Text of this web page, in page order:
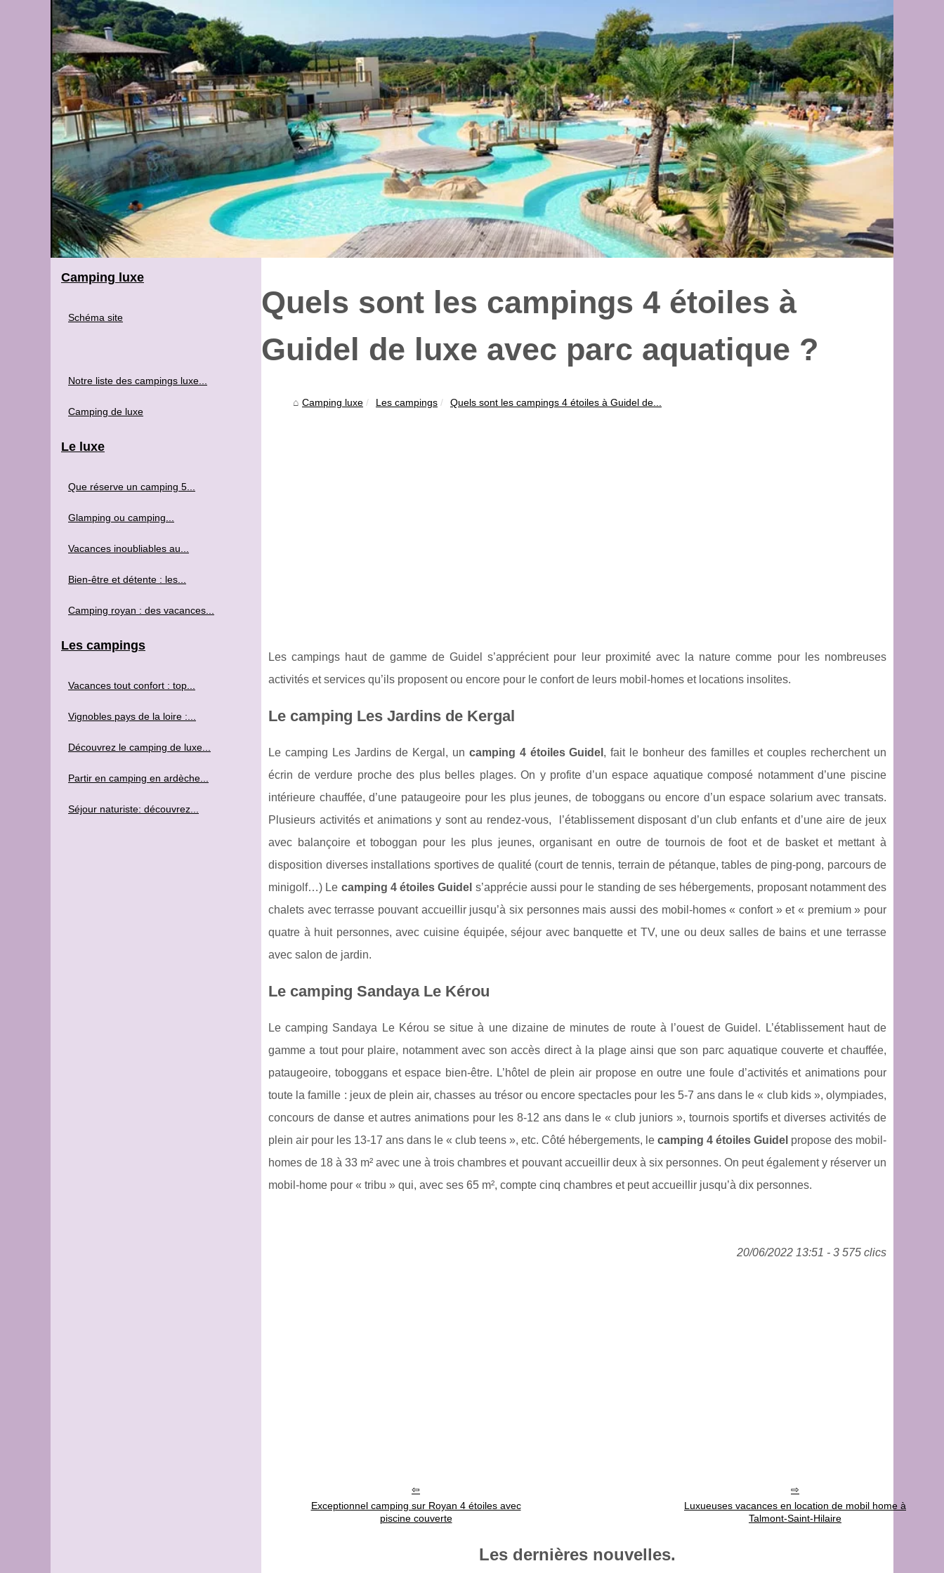
Quels sont les campings 4 étoiles à
Guidel de luxe avec parc aquatique ?
Camping luxe Les campings Quels sont les campings 4 étoiles à Guidel de...
Les campings haut de gamme de Guidel s’apprécient pour leur proximité avec la nature comme pour les nombreuses
activités et services qu’ils proposent ou encore pour le confort de leurs mobil-homes et locations insolites.
Le camping Les Jardins de Kergal
Le camping Les Jardins de Kergal, un camping 4 étoiles Guidel , fait le bonheur des familles et couples recherchent un
écrin de verdure proche des plus belles plages. On y profite d’un espace aquatique composé notamment d’une piscine
intérieure chauffée, d’une pataugeoire pour les plus jeunes, de toboggans ou encore d’un espace solarium avec transats.
Plusieurs activités et animations y sont au rendez-vous, l’établissement disposant d’un club enfants et d’une aire de jeux
avec balançoire et toboggan pour les plus jeunes, organisant en outre de tournois de foot et de basket et mettant à
disposition diverses installations sportives de qualité (court de tennis, terrain de pétanque, tables de ping-pong, parcours de
minigolf…) Le camping 4 étoiles Guidel s’apprécie aussi pour le standing de ses hébergements, proposant notamment des
chalets avec terrasse pouvant accueillir jusqu’à six personnes mais aussi des mobil-homes « confort » et « premium » pour
quatre à huit personnes, avec cuisine équipée, séjour avec banquette et TV, une ou deux salles de bains et une terrasse
avec salon de jardin.
Le camping Sandaya Le Kérou
Le camping Sandaya Le Kérou se situe à une dizaine de minutes de route à l’ouest de Guidel. L’établissement haut de
gamme a tout pour plaire, notamment avec son accès direct à la plage ainsi que son parc aquatique couverte et chauffée,
pataugeoire, toboggans et espace bien-être. L’hôtel de plein air propose en outre une foule d’activités et animations pour
toute la famille : jeux de plein air, chasses au trésor ou encore spectacles pour les 5-7 ans dans le « club kids », olympiades,
concours de danse et autres animations pour les 8-12 ans dans le « club juniors », tournois sportifs et diverses activités de
plein air pour les 13-17 ans dans le « club teens », etc. Côté hébergements, le camping 4 étoiles Guidel propose des mobil-
homes de 18 à 33 m² avec une à trois chambres et pouvant accueillir deux à six personnes. On peut également y réserver un
mobil-home pour « tribu » qui, avec ses 65 m², compte cinq chambres et peut accueillir jusqu’à dix personnes.
20/06/2022 13:51 - 3 575 clics
Exceptionnel camping sur Royan 4 étoiles avec
piscine couverte
Luxueuses vacances en location de mobil home à
Talmont-Saint-Hilaire
Les dernières nouvelles.
Camping luxe
Schéma site
Notre liste des campings luxe...
Camping de luxe
Le luxe
Que réserve un camping 5...
Glamping ou camping...
Vacances inoubliables au...
Bien-être et détente : les...
Camping royan : des vacances...
Les campings
Vacances tout confort : top...
Vignobles pays de la loire :...
Découvrez le camping de luxe...
Partir en camping en ardèche...
Séjour naturiste: découvrez...